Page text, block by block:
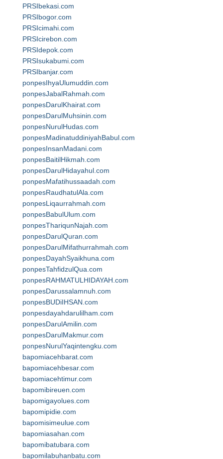
PRSIbekasi.com
PRSIbogor.com
PRSIcimahi.com
PRSIcirebon.com
PRSIdepok.com
PRSIsukabumi.com
PRSIbanjar.com
ponpesIhyaUlumuddin.com
ponpesJabalRahmah.com
ponpesDarulKhairat.com
ponpesDarulMuhsinin.com
ponpesNurulHudas.com
ponpesMadinatuddiniyahBabul.com
ponpesInsanMadani.com
ponpesBaitilHikmah.com
ponpesDarulHidayahul.com
ponpesMafatihussaadah.com
ponpesRaudhatulAla.com
ponpesLiqaurrahmah.com
ponpesBabulUlum.com
ponpesThariqunNajah.com
ponpesDarulQuran.com
ponpesDarulMifathurrahmah.com
ponpesDayahSyaikhuna.com
ponpesTahfidzulQua.com
ponpesRAHMATULHIDAYAH.com
ponpesDarussalamnuh.com
ponpesBUDiIHSAN.com
ponpesdayahdarulilham.com
ponpesDarulAmilin.com
ponpesDarulMakmur.com
ponpesNurulYaqintengku.com
bapomiacehbarat.com
bapomiacehbesar.com
bapomiacehtimur.com
bapomibireuen.com
bapomigayolues.com
bapomipidie.com
bapomisimeulue.com
bapomiasahan.com
bapomibatubara.com
bapomilabuhanbatu.com